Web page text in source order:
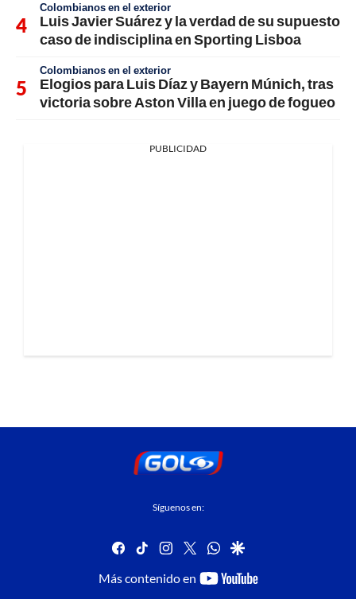
Colombianos en el exterior
Luis Javier Suárez y la verdad de su supuesto
caso de indisciplina en Sporting Lisboa
Colombianos en el exterior
Elogios para Luis Díaz y Bayern Múnich, tras
victoria sobre Aston Villa en juego de fogueo
PUBLICIDAD
Síguenos en:
facebook
tiktok instagram
twitterwhatsapp
google
Más contenido en
youtube-